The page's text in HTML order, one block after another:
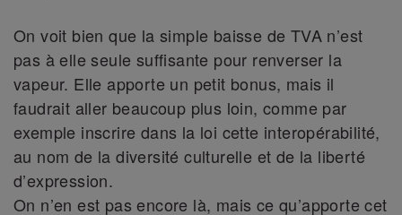
On voit bien que la simple baisse de TVA n’est
pas à elle seule suffisante pour renverser la
vapeur. Elle apporte un petit bonus, mais il
faudrait aller beaucoup plus loin, comme par
exemple inscrire dans la loi cette interopérabilité,
au nom de la diversité culturelle et de la liberté
d’expression.
On n’en est pas encore là, mais ce qu’apporte cet